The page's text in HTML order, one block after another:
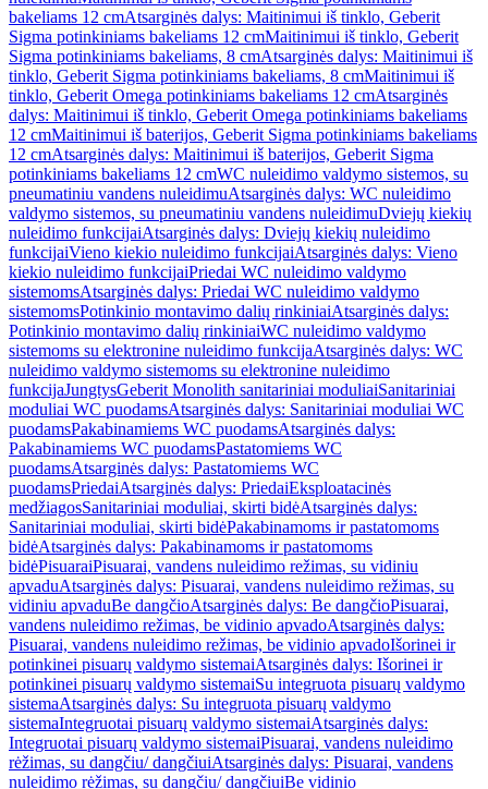
bakeliams 12 cmAtsarginės dalys: Maitinimui iš tinklo, Geberit
Sigma potinkiniams bakeliams 12 cmMaitinimui iš tinklo, Geberit
Sigma potinkiniams bakeliams, 8 cmAtsarginės dalys: Maitinimui iš
tinklo, Geberit Sigma potinkiniams bakeliams, 8 cmMaitinimui iš
tinklo, Geberit Omega potinkiniams bakeliams 12 cmAtsarginės
dalys: Maitinimui iš tinklo, Geberit Omega potinkiniams bakeliams
12 cmMaitinimui iš baterijos, Geberit Sigma potinkiniams bakeliams
12 cmAtsarginės dalys: Maitinimui iš baterijos, Geberit Sigma
potinkiniams bakeliams 12 cmWC nuleidimo valdymo sistemos, su
pneumatiniu vandens nuleidimuAtsarginės dalys: WC nuleidimo
valdymo sistemos, su pneumatiniu vandens nuleidimuDviejų kiekių
nuleidimo funkcijaiAtsarginės dalys: Dviejų kiekių nuleidimo
funkcijaiVieno kiekio nuleidimo funkcijaiAtsarginės dalys: Vieno
kiekio nuleidimo funkcijaiPriedai WC nuleidimo valdymo
sistemomsAtsarginės dalys: Priedai WC nuleidimo valdymo
sistemomsPotinkinio montavimo dalių rinkiniaiAtsarginės dalys:
Potinkinio montavimo dalių rinkiniaiWC nuleidimo valdymo
sistemoms su elektronine nuleidimo funkcijaAtsarginės dalys: WC
nuleidimo valdymo sistemoms su elektronine nuleidimo
funkcijaJungtysGeberit Monolith sanitariniai moduliaiSanitariniai
moduliai WC puodamsAtsarginės dalys: Sanitariniai moduliai WC
puodamsPakabinamiems WC puodamsAtsarginės dalys:
Pakabinamiems WC puodamsPastatomiems WC
puodamsAtsarginės dalys: Pastatomiems WC
puodamsPriedaiAtsarginės dalys: PriedaiEksploatacinės
medžiagosSanitariniai moduliai, skirti bidėAtsarginės dalys:
Sanitariniai moduliai, skirti bidėPakabinamoms ir pastatomoms
bidėAtsarginės dalys: Pakabinamoms ir pastatomoms
bidėPisuaraiPisuarai, vandens nuleidimo režimas, su vidiniu
apvaduAtsarginės dalys: Pisuarai, vandens nuleidimo režimas, su
vidiniu apvaduBe dangčioAtsarginės dalys: Be dangčioPisuarai,
vandens nuleidimo režimas, be vidinio apvadoAtsarginės dalys:
Pisuarai, vandens nuleidimo režimas, be vidinio apvadoIšorinei ir
potinkinei pisuarų valdymo sistemaiAtsarginės dalys: Išorinei ir
potinkinei pisuarų valdymo sistemaiSu integruota pisuarų valdymo
sistemaAtsarginės dalys: Su integruota pisuarų valdymo
sistemaIntegruotai pisuarų valdymo sistemaiAtsarginės dalys:
Integruotai pisuarų valdymo sistemaiPisuarai, vandens nuleidimo
rėžimas, su dangčiu/ dangčiuiAtsarginės dalys: Pisuarai, vandens
nuleidimo rėžimas, su dangčiu/ dangčiuiBe vidinio